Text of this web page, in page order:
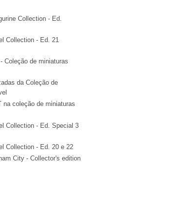
Collection - Ed.
Collection - Ed. 21
Coleção de miniaturas
da Coleção de
na coleção de miniaturas
Collection - Ed. Special 3
Collection - Ed. 20 e 22
City - Collector's edition